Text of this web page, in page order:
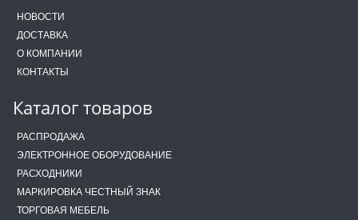
НОВОСТИ
ДОСТАВКА
О КОМПАНИИ
КОНТАКТЫ
Каталог товаров
РАСПРОДАЖА
ЭЛЕКТРОННОЕ ОБОРУДОВАНИЕ
РАСХОДНИКИ
МАРКИРОВКА ЧЕСТНЫЙ ЗНАК
ТОРГОВАЯ МЕБЕЛЬ